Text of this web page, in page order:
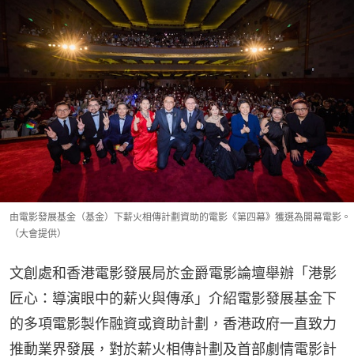
由電影發展基金（基金）下薪火相傳計劃資助的電影《第四幕》獲選為開幕電影。
（大會提供）
文創處和香港電影發展局於金爵電影論壇舉辦「港影
匠心：導演眼中的薪火與傳承」介紹電影發展基金下
的多項電影製作融資或資助計劃，香港政府一直致力
推動業界發展，對於薪火相傳計劃及首部劇情電影計